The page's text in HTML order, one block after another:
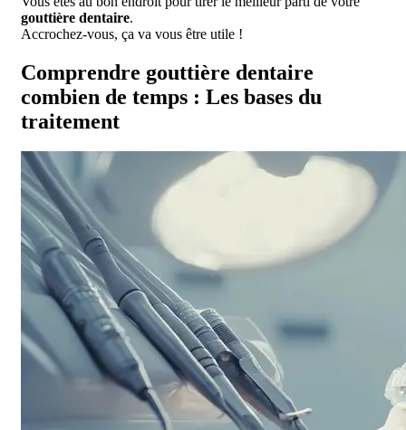
gouttière dentaire.
Accrochez-vous, ça va vous être utile !
Comprendre gouttière dentaire
combien de temps : Les bases du
traitement